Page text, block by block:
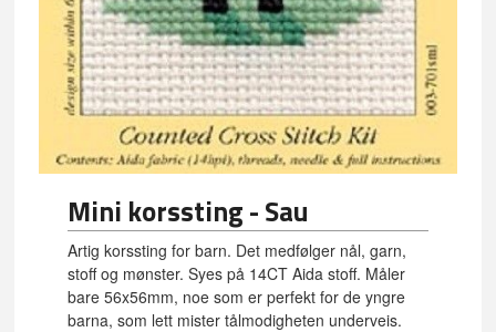
Mini korssting - Sau
Artig korssting for barn. Det medfølger nål, garn,
stoff og mønster. Syes på 14CT Aida stoff. Måler
bare 56x56mm, noe som er perfekt for de yngre
barna, som lett mister tålmodigheten underveis.